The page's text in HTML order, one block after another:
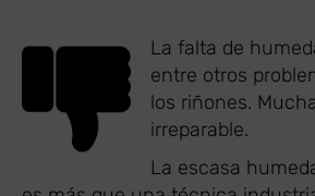
La falta de
entre otros
los riñones.
irreparable.
La escasa